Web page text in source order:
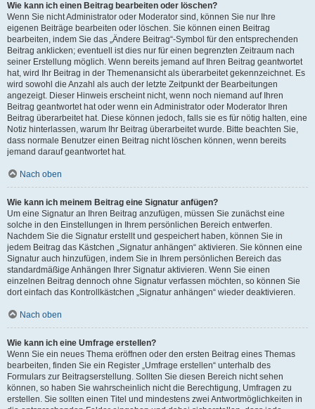
Wie kann ich einen Beitrag bearbeiten oder löschen?
Wenn Sie nicht Administrator oder Moderator sind, können Sie nur Ihre
eigenen Beiträge bearbeiten oder löschen. Sie können einen Beitrag
bearbeiten, indem Sie das „Ändere Beitrag“-Symbol für den entsprechenden
Beitrag anklicken; eventuell ist dies nur für einen begrenzten Zeitraum nach
seiner Erstellung möglich. Wenn bereits jemand auf Ihren Beitrag geantwortet
hat, wird Ihr Beitrag in der Themenansicht als überarbeitet gekennzeichnet. Es
wird sowohl die Anzahl als auch der letzte Zeitpunkt der Bearbeitungen
angezeigt. Dieser Hinweis erscheint nicht, wenn noch niemand auf Ihren
Beitrag geantwortet hat oder wenn ein Administrator oder Moderator Ihren
Beitrag überarbeitet hat. Diese können jedoch, falls sie es für nötig halten, eine
Notiz hinterlassen, warum Ihr Beitrag überarbeitet wurde. Bitte beachten Sie,
dass normale Benutzer einen Beitrag nicht löschen können, wenn bereits
jemand darauf geantwortet hat.
Nach oben
Wie kann ich meinem Beitrag eine Signatur anfügen?
Um eine Signatur an Ihren Beitrag anzufügen, müssen Sie zunächst eine
solche in den Einstellungen in Ihrem persönlichen Bereich entwerfen.
Nachdem Sie die Signatur erstellt und gespeichert haben, können Sie in
jedem Beitrag das Kästchen „Signatur anhängen“ aktivieren. Sie können eine
Signatur auch hinzufügen, indem Sie in Ihrem persönlichen Bereich das
standardmäßige Anhängen Ihrer Signatur aktivieren. Wenn Sie einen
einzelnen Beitrag dennoch ohne Signatur verfassen möchten, so können Sie
dort einfach das Kontrollkästchen „Signatur anhängen“ wieder deaktivieren.
Nach oben
Wie kann ich eine Umfrage erstellen?
Wenn Sie ein neues Thema eröffnen oder den ersten Beitrag eines Themas
bearbeiten, finden Sie ein Register „Umfrage erstellen“ unterhalb des
Formulars zur Beitragserstellung. Sollten Sie diesen Bereich nicht sehen
können, so haben Sie wahrscheinlich nicht die Berechtigung, Umfragen zu
erstellen. Sie sollten einen Titel und mindestens zwei Antwortmöglichkeiten in